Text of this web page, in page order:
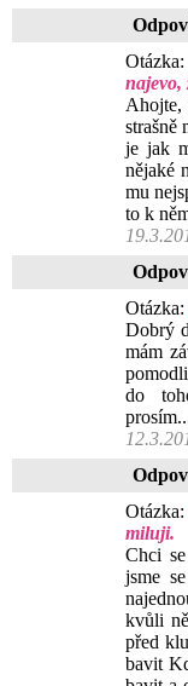
najevo,
strašně
je jak
nějaké
mu
to k
Otázka:
Dobrý
mám
do
miluji.
Chci
jsme
kvůli
před
bavit